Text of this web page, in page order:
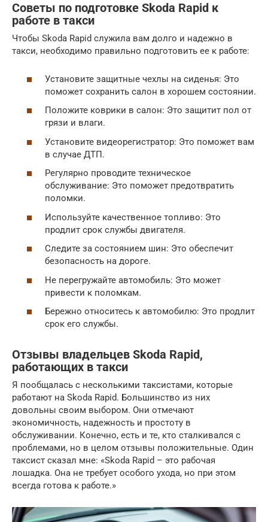
Советы по подготовке Skoda Rapid к
работе в такси
Чтобы Skoda Rapid служила вам долго и надежно в
такси, необходимо правильно подготовить ее к работе:
Установите защитные чехлы на сиденья: Это
поможет сохранить салон в хорошем состоянии.
Положите коврики в салон: Это защитит пол от
грязи и влаги.
Установите видеорегистратор: Это поможет вам
в случае ДТП.
Регулярно проводите техническое
обслуживание: Это поможет предотвратить
поломки.
Используйте качественное топливо: Это
продлит срок службы двигателя.
Следите за состоянием шин: Это обеспечит
безопасность на дороге.
Не перегружайте автомобиль: Это может
привести к поломкам.
Бережно относитесь к автомобилю: Это продлит
срок его службы.
Отзывы владельцев Skoda Rapid,
работающих в такси
Я пообщалась с несколькими таксистами, которые
работают на Skoda Rapid. Большинство из них
довольны своим выбором. Они отмечают
экономичность, надежность и простоту в
обслуживании. Конечно, есть и те, кто сталкивался с
проблемами, но в целом отзывы положительные. Один
таксист сказал мне: «Skoda Rapid – это рабочая
лошадка. Она не требует особого ухода, но при этом
всегда готова к работе.»